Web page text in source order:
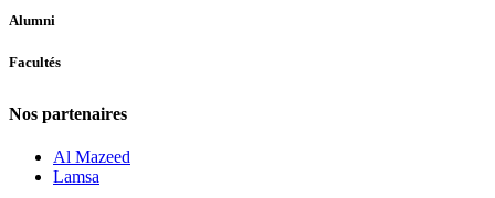
Alumni
Facultés
Nos partenaires
Al Mazeed
Lamsa